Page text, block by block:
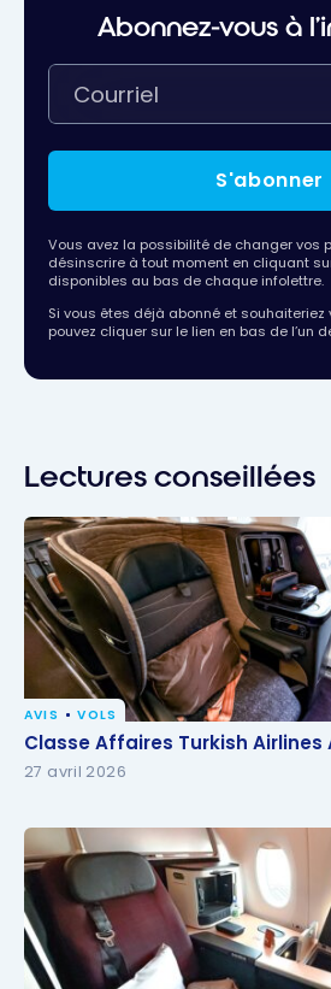
Abonnez-vous à
S'abonner
Vous avez la possibilité de changer vos
désinscrire à tout moment en cliquant
disponibles au bas de chaque infolettre.
Si vous êtes déjà abonné et souhaiteriez
pouvez cliquer sur le lien en bas de l’un
Lectures conseillées
Classe Affaires Turkish Airlines
AVIS VOLS
Classe Affaires Turkish Airlines
27 avril 2026